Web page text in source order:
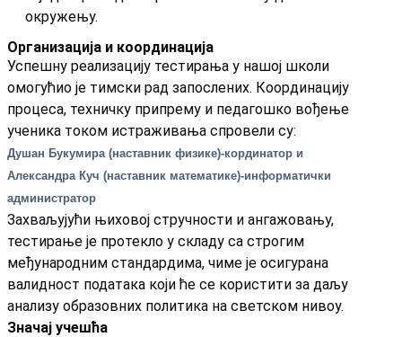
окружењу.
Организација и координација
Успешну реализацију тестирања у нашој школи
омогућио је тимски рад запослених. Координацију
процеса, техничку припрему и педагошко вођење
ученика током истраживања спровели су:
Душан Букумира (наставник физике)-кординатор и
Александра Куч (наставник математике)-информатички
администратор
Захваљујући њиховој стручности и ангажовању,
тестирање је протекло у складу са строгим
међународним стандардима, чиме је осигурана
валидност података који ће се користити за даљу
анализу образовних политика на светском нивоу.
Значај учешћа